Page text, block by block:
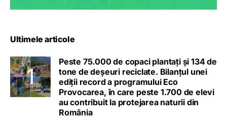
Ultimele articole
Peste 75.000 de copaci plantați și 134 de
tone de deșeuri reciclate. Bilanțul unei
ediții record a programului Eco
Provocarea, în care peste 1.700 de elevi
au contribuit la protejarea naturii din
România